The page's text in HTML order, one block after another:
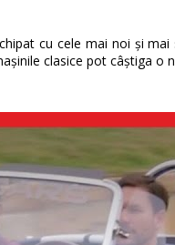
cu cele mai noi și
clasice pot câștiga o